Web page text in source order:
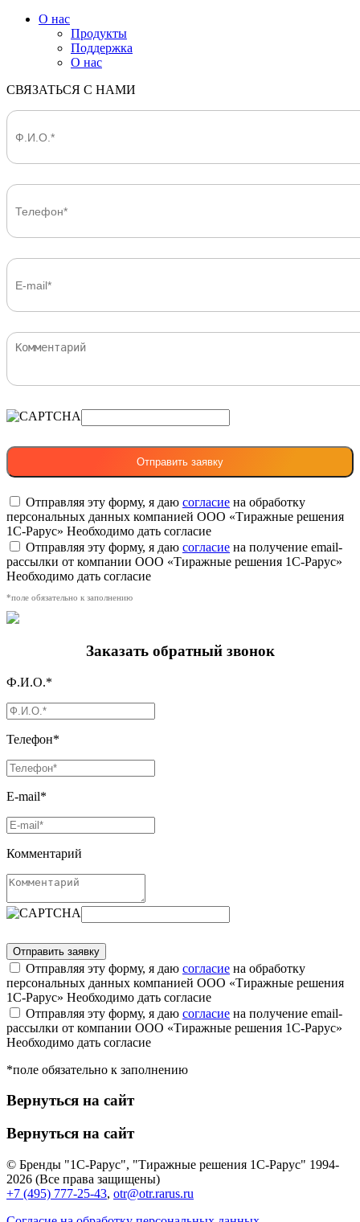
О нас
Продукты
Поддержка
О нас
СВЯЗАТЬСЯ С НАМИ
Отправляя эту форму, я даю согласие на обработку
персональных данных компанией ООО «Тиражные решения
1С-Рарус» Необходимо дать согласие
Отправляя эту форму, я даю согласие на получение email-
рассылки от компании ООО «Тиражные решения 1С-Рарус»
Необходимо дать согласие
*поле обязательно к заполнению
Заказать обратный звонок
Ф.И.О.*
Телефон*
E-mail*
Комментарий
Отправляя эту форму, я даю согласие на обработку
персональных данных компанией ООО «Тиражные решения
1С-Рарус» Необходимо дать согласие
Отправляя эту форму, я даю согласие на получение email-
рассылки от компании ООО «Тиражные решения 1С-Рарус»
Необходимо дать согласие
*поле обязательно к заполнению
Вернуться на сайт
Вернуться на сайт
© Бренды "1С-Рарус", "Тиражные решения 1С-Рарус" 1994-
2026 (Все права защищены)
+7 (495) 777-25-43, otr@otr.rarus.ru